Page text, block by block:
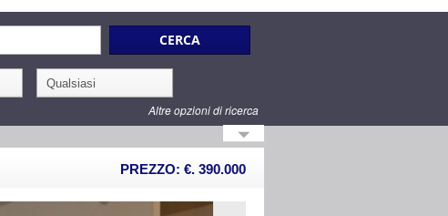
Altre opzioni di ricerca
PREZZO: €. 390.000